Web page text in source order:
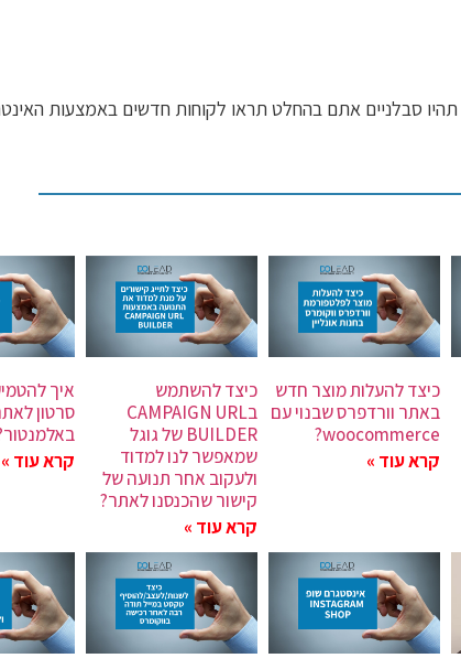
סבלניים אתם בהחלט תראו לקוחות חדשים באמצעות
כיצד להעלות מוצר חדש
באתר וורדפרס שבנוי עם
woocommerce?
קרא עוד »
כיצד להשתמש
בCAMPAIGN URL
BUILDER של גוגל
שמאפשר לנו למדוד
ולעקוב אחר תנועה של
קישור שהכנסנו לאתר?
קרא עוד »
איך
סרטון
קרא עוד »